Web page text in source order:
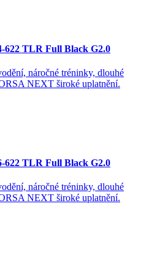
TLR Full Black G2.0
náročné tréninky, dlouhé
NEXT široké uplatnění.
TLR Full Black G2.0
náročné tréninky, dlouhé
NEXT široké uplatnění.